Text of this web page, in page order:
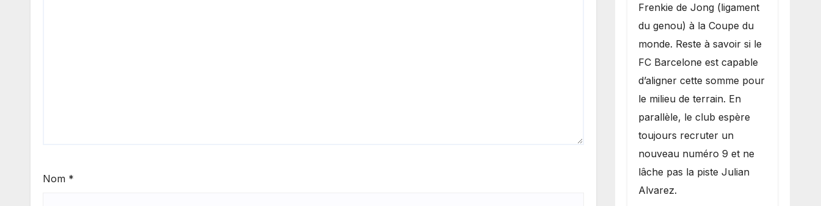
Nom *
Frenkie de Jong (ligament
du genou) à la Coupe du
monde. Reste à savoir si le
FC Barcelone est capable
d’aligner cette somme pour
le milieu de terrain. En
parallèle, le club espère
toujours recruter un
nouveau numéro 9 et ne
lâche pas la piste Julian
Alvarez.